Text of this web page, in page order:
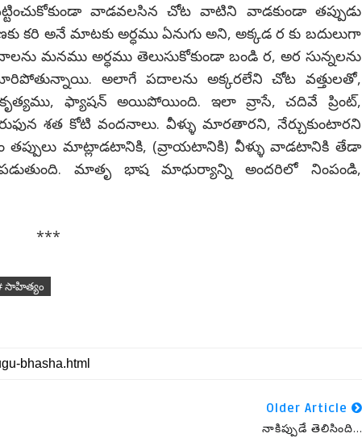
వాడవలసిన చోట వాటిని వాడకుండా తప్పుడు
అనే మాటకు అర్ధము ఏనుగు అని, అక్కడ ర కు బదులుగా
మనము అర్ధము తెలుసుకోకుండా బండి ర, అర సున్నలను
అలాగే పదాలను అక్కరలేని చోట వత్తులతో,
ఫ్యాషన్ అయిపోయింది. ఇలా వ్రాసే, చదివే ప్రింట్,
శత కోటి వందనాలు. వీళ్ళుమారతారని, నేర్చుకుంటారని
మాట్లాడటానికి, (వ్రాయటానికి) వీళ్ళువాడటానికి తేడా
మాతృ భాషమాధుర్యాన్ని అందరిలో నింపండి,
***
సాహిత్యం
Older Article
నాకిప్పుడే తెలిసింది...